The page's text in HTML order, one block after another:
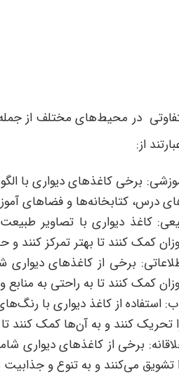
در محیط‌های مختلف از
از:
برخی کاغذهای دیواری با
درس، کتابخانه‌ها و فضاهای
کاغذ دیواری با تصاویر
کمک کنند تا بهتر تمرکز کنند
برخی از کاغذهای دیواری
کمک کنند تا به راحتی به
استفاده از کاغذ دیواری با
تحریک کنند و به آن‌ها کمک کنند تا
برخی از کاغذهای دیواری
تشویق می‌کنند و به تنوع و